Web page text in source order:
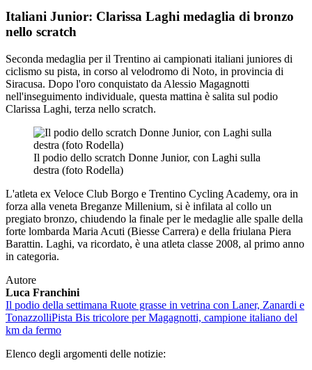
Italiani Junior: Clarissa Laghi medaglia di bronzo
nello scratch
Seconda medaglia per il Trentino ai campionati italiani juniores di
ciclismo su pista, in corso al velodromo di Noto, in provincia di
Siracusa. Dopo l'oro conquistato da Alessio Magagnotti
nell'inseguimento individuale, questa mattina è salita sul podio
Clarissa Laghi, terza nello scratch.
Il podio dello scratch Donne Junior, con Laghi sulla
destra (foto Rodella)
L'atleta ex Veloce Club Borgo e Trentino Cycling Academy, ora in
forza alla veneta Breganze Millenium, si è infilata al collo un
pregiato bronzo, chiudendo la finale per le medaglie alle spalle della
forte lombarda Maria Acuti (Biesse Carrera) e della friulana Piera
Barattin. Laghi, va ricordato, è una atleta classe 2008, al primo anno
in categoria.
Autore
Luca Franchini
Il podio della settimana Ruote grasse in vetrina con Laner, Zanardi e
TonazzolliPista Bis tricolore per Magagnotti, campione italiano del
km da fermo
Elenco degli argomenti delle notizie: